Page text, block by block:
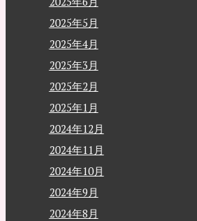
2025年5月
2025年4月
2025年3月
2025年2月
2025年1月
2024年12月
2024年11月
2024年10月
2024年9月
2024年8月